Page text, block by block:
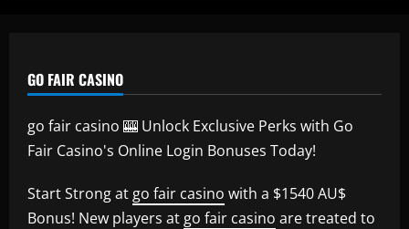
GO FAIR CASINO
go fair casino 🎰 Unlock Exclusive Perks with Go
Fair Casino's Online Login Bonuses Today!
Start Strong at go fair casino with a $1540 AU$
Bonus! New players at go fair casino are treated to